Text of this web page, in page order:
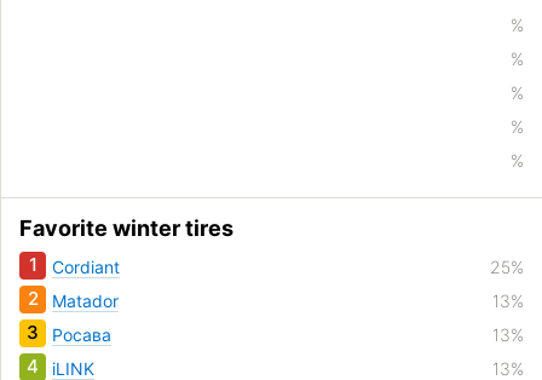
%
%
%
%
%
Favorite winter tires
1 Cordiant 25%
2 Matador 13%
3 Росава 13%
4 iLINK 13%